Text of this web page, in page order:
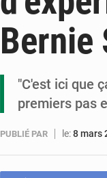
Bernie
"C'est ici que
premiers pas
PUBLIÉ PAR le:8 mars